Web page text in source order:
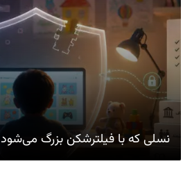
نسلی که با فیلترشکن بزرگ می‌شود